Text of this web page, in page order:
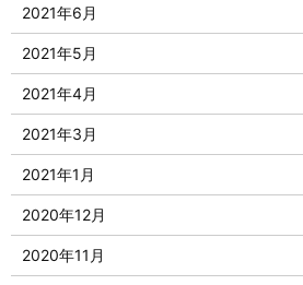
2021年6月
2021年5月
2021年4月
2021年3月
2021年1月
2020年12月
2020年11月